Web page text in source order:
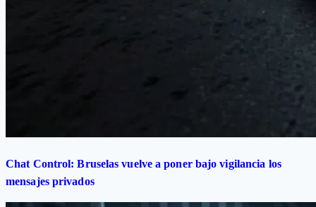
Chat Control: Bruselas vuelve a poner bajo vigilancia los
mensajes privados